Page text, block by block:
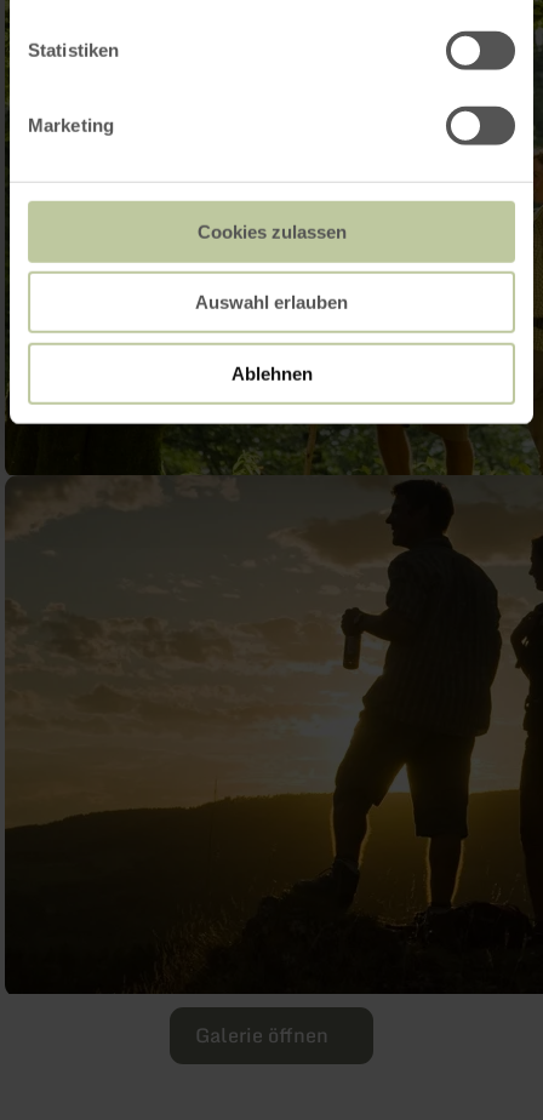
Statistiken
Marketing
Cookies zulassen
Auswahl erlauben
Ablehnen
Galerie öffnen